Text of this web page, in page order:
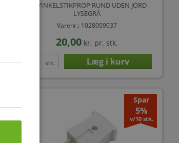
LK VINKELSTIKPROP RUND UDEN JORD
LYSEGRÅ
Varenr.: 1028009037
20,00 kr. pr. stk.
stk.
Spar
5%
v/10 stk.